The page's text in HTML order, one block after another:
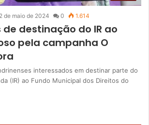
de maio de 2024 0 1.614
destinação do IR ao
pela campanha O
interessados em destinar parte do
(IR) ao Fundo Municipal dos Direitos do